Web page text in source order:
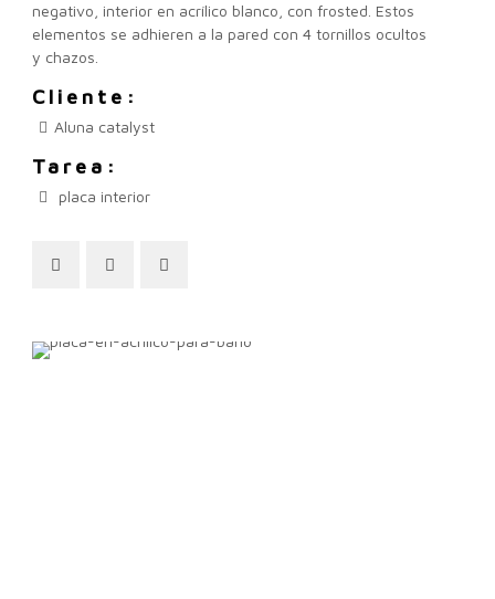
negativo, interior en acrílico blanco, con frosted. Estos
elementos se adhieren a la pared con 4 tornillos ocultos
y chazos.
Cliente:
Aluna catalyst
Tarea:
placa interior